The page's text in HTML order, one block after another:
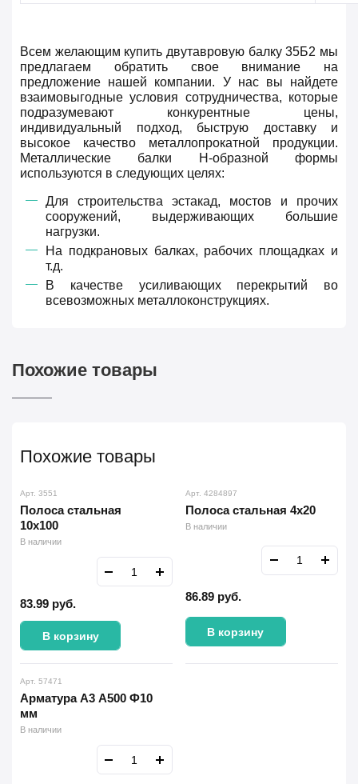
Всем желающим купить двутавровую балку 35Б2 мы
предлагаем обратить свое внимание на
предложение нашей компании. У нас вы найдете
взаимовыгодные условия сотрудничества, которые
подразумевают конкурентные цены,
индивидуальный подход, быструю доставку и
высокое качество металлопрокатной продукции.
Металлические балки Н-образной формы
используются в следующих целях:
Для строительства эстакад, мостов и прочих
сооружений, выдерживающих большие
нагрузки.
На подкрановых балках, рабочих площадках и
т.д.
В качестве усиливающих перекрытий во
всевозможных металлоконструкциях.
Похожие товары
Похожие товары
Арт. 3551
Полоса стальная
10х100
В наличии
83.99 руб.
В корзину
Арт. 4284897
Полоса стальная 4х20
В наличии
86.89 руб.
В корзину
Арт. 57471
Арматура А3 А500 Ф10
мм
В наличии